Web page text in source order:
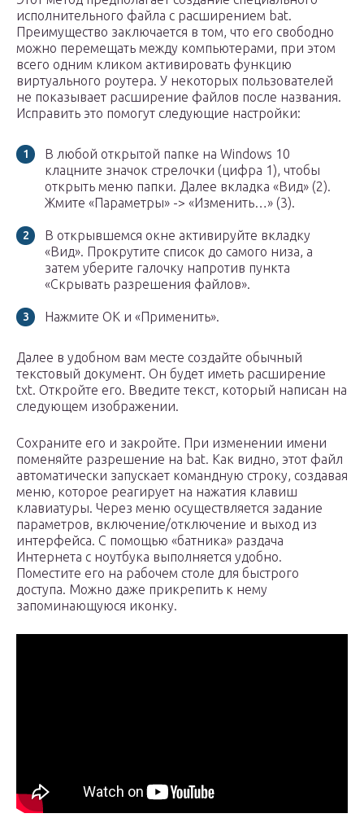
исполнительного файла с расширением bat.
Преимущество заключается в том, что его свободно
можно перемещать между компьютерами, при этом
всего одним кликом активировать функцию
виртуального роутера. У некоторых пользователей
не показывает расширение файлов после названия.
Исправить это помогут следующие настройки:
В любой открытой папке на Windows 10
клацните значок стрелочки (цифра 1), чтобы
открыть меню папки. Далее вкладка «Вид» (2).
Жмите «Параметры» -> «Изменить…» (3).
В открывшемся окне активируйте вкладку
«Вид». Прокрутите список до самого низа, а
затем уберите галочку напротив пункта
«Скрывать разрешения файлов».
Нажмите ОК и «Применить».
Далее в удобном вам месте создайте обычный
текстовый документ. Он будет иметь расширение
txt. Откройте его. Введите текст, который написан на
следующем изображении.
Сохраните его и закройте. При изменении имени
поменяйте разрешение на bat. Как видно, этот файл
автоматически запускает командную строку, создавая
меню, которое реагирует на нажатия клавиш
клавиатуры. Через меню осуществляется задание
параметров, включение/отключение и выход из
интерфейса. С помощью «батника» раздача
Интернета с ноутбука выполняется удобно.
Поместите его на рабочем столе для быстрого
доступа. Можно даже прикрепить к нему
запоминающуюся иконку.